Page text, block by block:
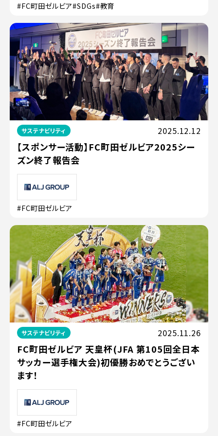
#FC町田ゼルビア#SDGs#教育
サステナビリティ 2025.12.12
【スポンサー活動】FC町田ゼルビア2025シー
ズン終了報告会
#FC町田ゼルビア
サステナビリティ 2025.11.26
FC町田ゼルビア 天皇杯(JFA 第105回全日本
サッカー選手権大会)初優勝おめでとうござい
ます！
#FC町田ゼルビア